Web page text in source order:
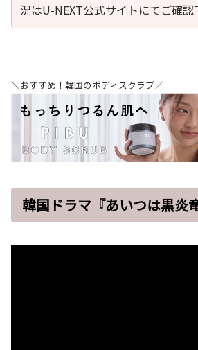
況はU-NEXT公式サイトにてご確認
＼おすすめ！韓国のボディスクラブ／
韓国ドラマ『あいつは黒